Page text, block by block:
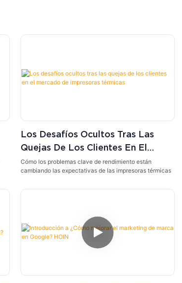
Los Desafíos Ocultos Tras Las
Quejas De Los Clientes En El
Mercado De Impresoras Térmicas
Cómo los problemas clave de rendimiento están
cambiando las expectativas de las impresoras térmicas